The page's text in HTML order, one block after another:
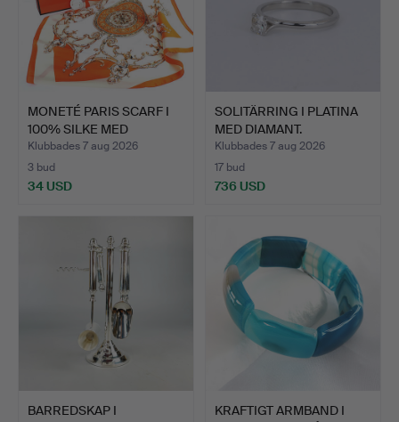
MONETÉ PARIS SCARF I
100% SILKE MED
BAROCK…
Klubbades 7 aug 2026
3 bud
34 USD
SOLITÄRRING I PLATINA
MED DIAMANT.
Klubbades 7 aug 2026
17 bud
736 USD
BARREDSKAP I
KRAFTIGT ARMBAND I